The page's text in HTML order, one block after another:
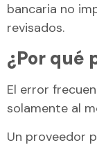
bancaria no
revisados.
¿Por qué
El error
solamente al
Un proveedor